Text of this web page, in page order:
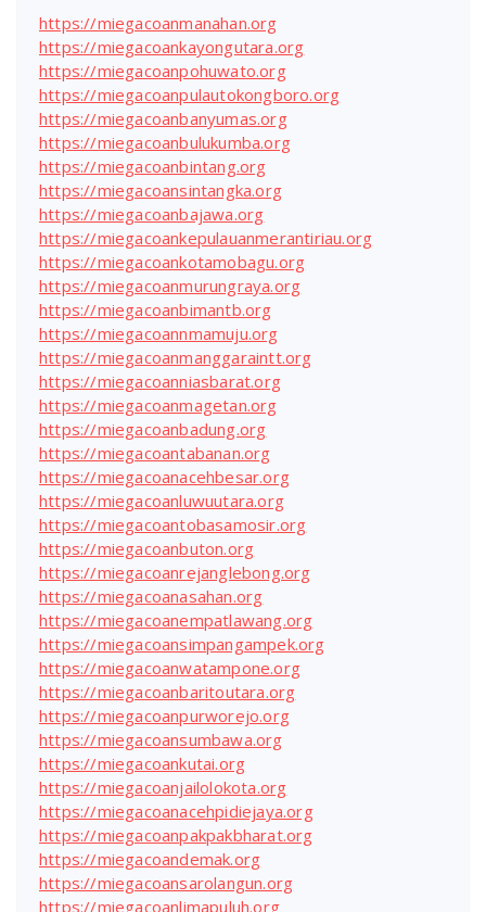
https://miegacoanmanahan.org
https://miegacoankayongutara.org
https://miegacoanpohuwato.org
https://miegacoanpulautokongboro.org
https://miegacoanbanyumas.org
https://miegacoanbulukumba.org
https://miegacoanbintang.org
https://miegacoansintangka.org
https://miegacoanbajawa.org
https://miegacoankepulauanmerantiriau.org
https://miegacoankotamobagu.org
https://miegacoanmurungraya.org
https://miegacoanbimantb.org
https://miegacoannmamuju.org
https://miegacoanmanggaraintt.org
https://miegacoanniasbarat.org
https://miegacoanmagetan.org
https://miegacoanbadung.org
https://miegacoantabanan.org
https://miegacoanacehbesar.org
https://miegacoanluwuutara.org
https://miegacoantobasamosir.org
https://miegacoanbuton.org
https://miegacoanrejanglebong.org
https://miegacoanasahan.org
https://miegacoanempatlawang.org
https://miegacoansimpangampek.org
https://miegacoanwatampone.org
https://miegacoanbaritoutara.org
https://miegacoanpurworejo.org
https://miegacoansumbawa.org
https://miegacoankutai.org
https://miegacoanjailolokota.org
https://miegacoanacehpidiejaya.org
https://miegacoanpakpakbharat.org
https://miegacoandemak.org
https://miegacoansarolangun.org
https://miegacoanlimapuluh.org